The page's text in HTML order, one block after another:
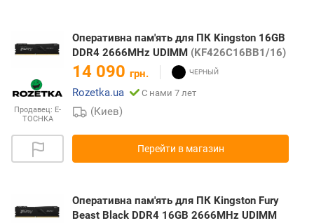
Продавец: E-
TOCHKA
Оперативна пам'ять для ПК Kingston 16GB
DDR4 2666MHz UDIMM (KF426C16BB1/16)
14 090 грн.
Rozetka.ua
С нами 7 лет
(Киев)
Перейти в магазин
Оперативна пам'ять для ПК Kingston Fury
Beast Black DDR4 16GB 2666MHz UDIMM